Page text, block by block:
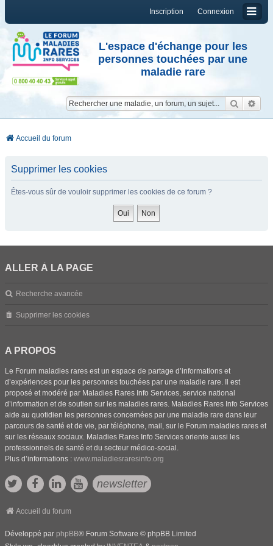
Connexion
Inscription
L'espace d'échange pour les
personnes touchées par une
maladie rare
Accueil du forum
Supprimer les cookies
Êtes-vous sûr de vouloir supprimer les cookies de ce forum ?
ALLER À LA PAGE
Recherche avancée
Supprimer les cookies
A PROPOS
Le Forum maladies rares est un espace de partage d’informations et
d’expériences pour les personnes touchées par une maladie rare. Il est
proposé et modéré par Maladies Rares Info Services, service national
d’information et de soutien sur les maladies rares. Maladies Rares Info Services
aide au quotidien les personnes concernées par une maladie rare dans leur
parcours de santé et de vie, par téléphone, mail, sur le Forum maladies rares et
sur les réseaux sociaux. Maladies Rares Info Services oriente aussi les
professionnels de santé et du secteur médico-social.
Plus d’informations : www.maladiesraresinfo.org
newsletter
Accueil du forum
Développé par phpBB® Forum Software © phpBB Limited